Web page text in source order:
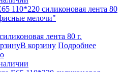
лента 80 г.
В корзину Подробнее